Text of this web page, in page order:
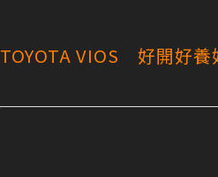
TOYOTA VIOS 好開好養